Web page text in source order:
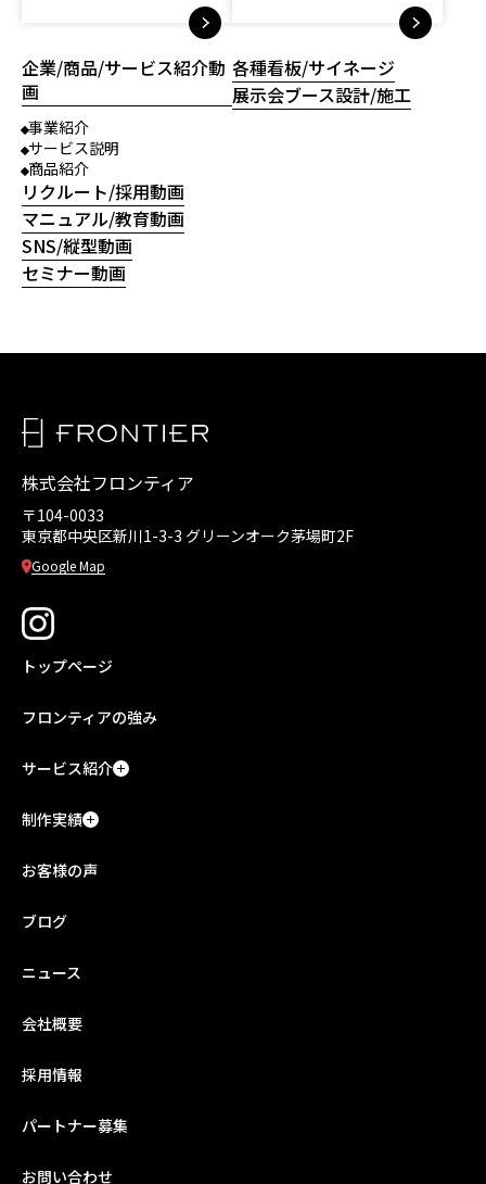
企業/商品/サービス紹介動
画
事業紹介
サービス説明
商品紹介
リクルート/採用動画
マニュアル/教育動画
SNS/縦型動画
セミナー動画
各種看板/サイネージ
展示会ブース設計/施工
株式会社フロンティア
〒104-0033
東京都中央区新川1-3-3 グリーンオーク茅場町2F
Google Map
トップページ
フロンティアの強み
サービス紹介
制作実績
お客様の声
ブログ
ニュース
会社概要
採用情報
パートナー募集
お問い合わせ